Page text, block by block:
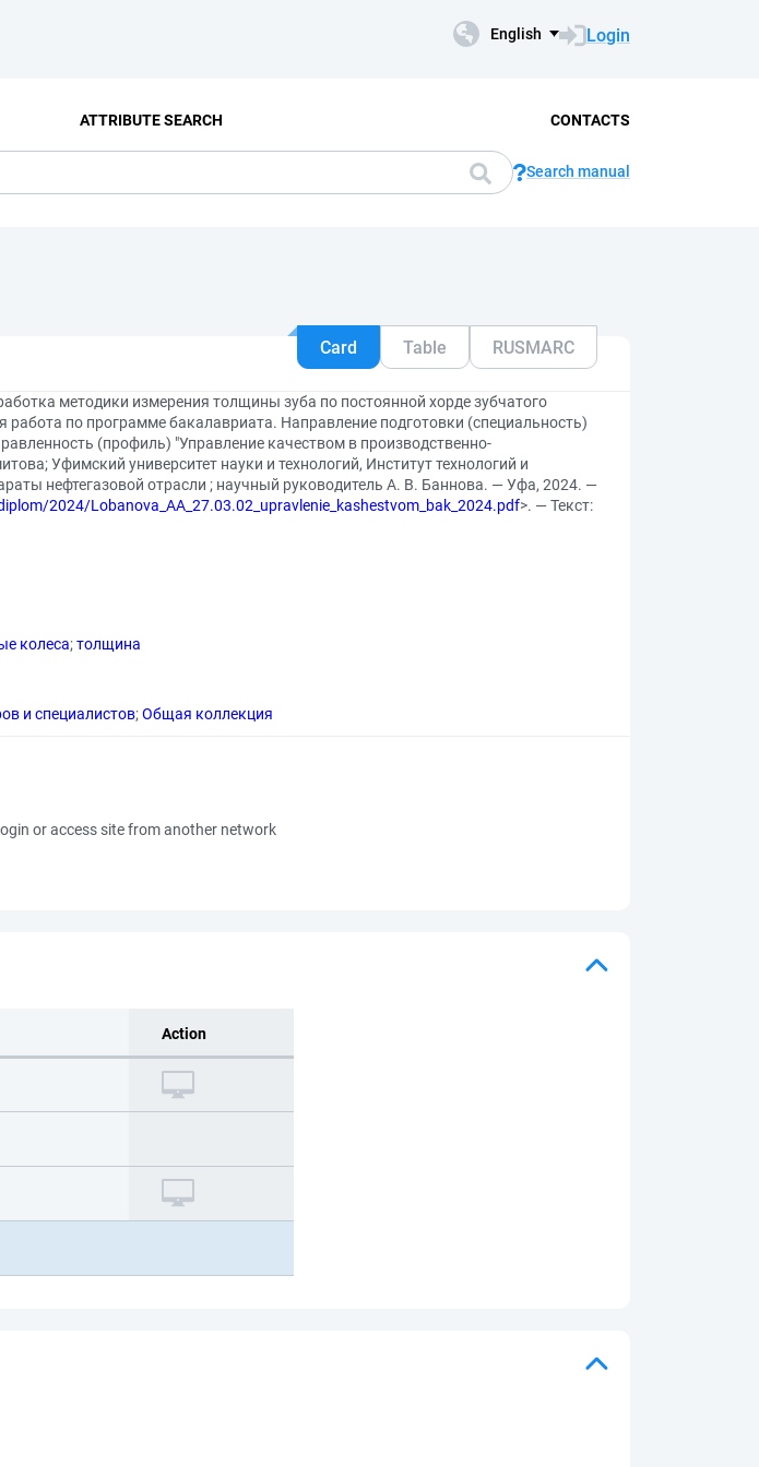
English Login
ATTRIBUTE SEARCH CONTACTS
Search manual
Card Table RUSMARC
методики измерения толщины зуба по постоянной хорде зубчатого
по программе бакалавриата. Направление подготовки (специальность)
(профиль) "Управление качеством в производственно-
Уфимский университет науки и технологий, Институт технологий и
нефтегазовой отрасли ; научный руководитель А. В. Баннова. — Уфа, 2024. —
2024/Lobanova_AA_27.03.02_upravlenie_kashestvom_bak_2024.pdf>. — Текст:
колеса;толщина
и специалистов;Общая коллекция
or access site from another network
Action